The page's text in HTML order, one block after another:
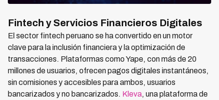
Fintech y Servicios Financieros Digitales
El sector fintech peruano se ha convertido en un motor
clave para la inclusión financiera y la optimización de
transacciones. Plataformas como Yape, con más de 20
millones de usuarios, ofrecen pagos digitales instantáneos,
sin comisiones y accesibles para ambos, usuarios
bancarizados y no bancarizados. Kleva, una plataforma de